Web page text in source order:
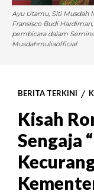
Ayu Utamu, Siti Musdah
Fransisco Budi
pembicara dalam
Musdahmuliaofficial
BERITA TERKINI
Kisah
Sengaja